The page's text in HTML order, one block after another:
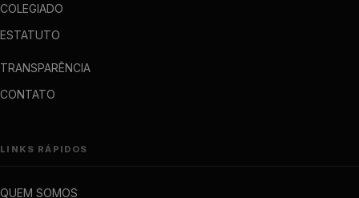
COLEGIADO
ESTATUTO
TRANSPARÊNCIA
CONTATO
LINKS RÁPIDOS
QUEM SOMOS